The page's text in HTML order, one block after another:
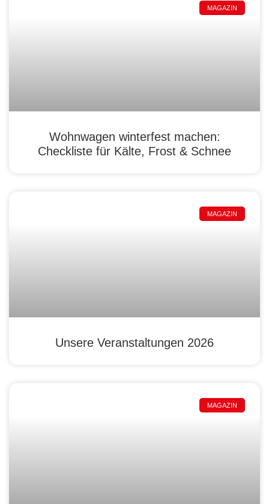
MAGAZIN
Wohnwagen winterfest machen:
Checkliste für Kälte, Frost & Schnee
MAGAZIN
Unsere Veranstaltungen 2026
MAGAZIN